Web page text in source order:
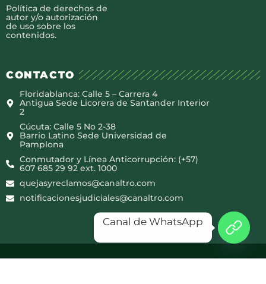
Política de derechos de
autor y/o autorización
de uso sobre los
contenidos.
CONTACTO
Floridablanca: Calle 5 – Carrera 4
Antigua Sede Licorera de Santander Interior
2
Cúcuta: Calle 5 No 2-38
Barrio Latino Sede Universidad de
Pamplona
Conmutador y Línea Anticorrupción: (+57)
607 685 29 92 ext. 1000
quejasyreclamos@canaltro.com
notificacionesjudiciales@canaltro.com
Canal de WhatsApp